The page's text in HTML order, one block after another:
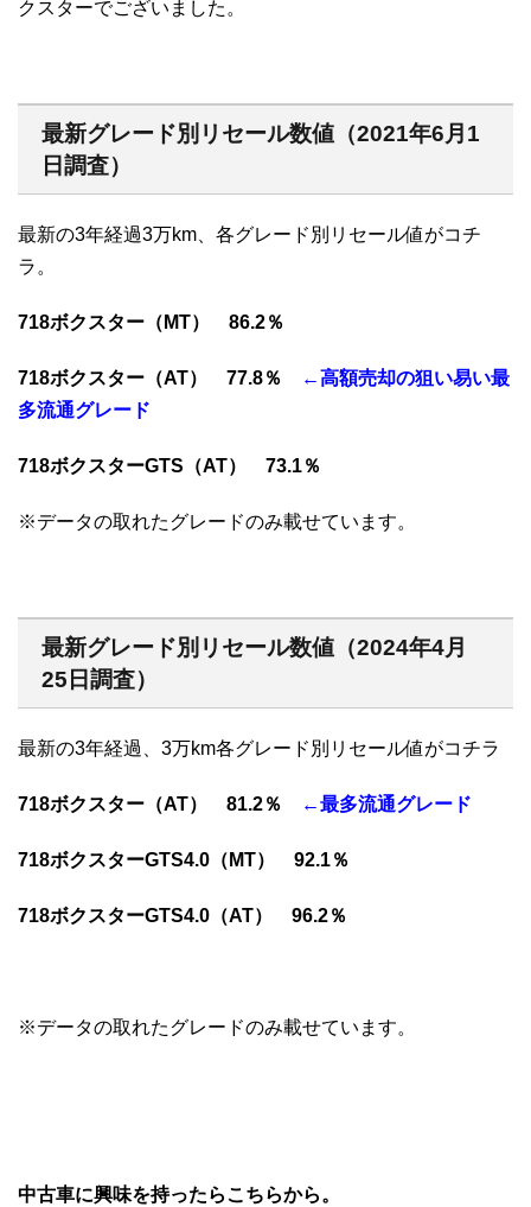
クスターでございました。
最新グレード別リセール数値（2021年6月1
日調査）
最新の3年経過3万km、各グレード別リセール値がコチ
ラ。
718ボクスター（MT） 86.2％
718ボクスター（AT） 77.8％
←高額売却の狙い易い最
多流通グレード
718ボクスターGTS（AT） 73.1％
※データの取れたグレードのみ載せています。
最新グレード別リセール数値（2024年4月
25日調査）
最新の3年経過、3万km各グレード別リセール値がコチラ
718ボクスター（AT） 81.2％ ←最多流通グレード
718ボクスターGTS4.0（MT） 92.1％
718ボクスターGTS4.0（AT） 96.2％
※データの取れたグレードのみ載せています。
中古車に興味を持ったらこちらから。